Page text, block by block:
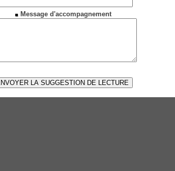
Message d'accompagnement